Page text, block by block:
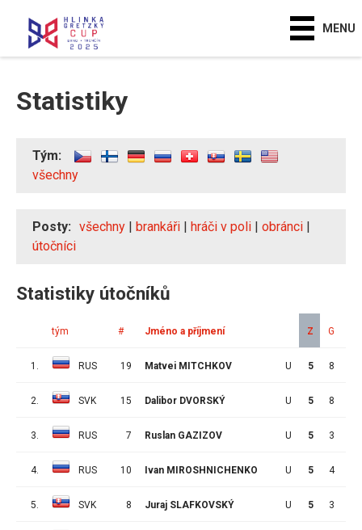
MENU
Statistiky
Tým:
všechny
Posty: všechny | brankáři | hráči v poli | obránci |
útočníci
Statistiky útočníků
tým # Jméno a příjmení Z G
1. RUS 19 Matvei MITCHKOV U 5 8
2. SVK 15 Dalibor DVORSKÝ U 5 8
3. RUS 7 Ruslan GAZIZOV U 5 3
4. RUS 10 Ivan MIROSHNICHENKO U 5 4
5. SVK 8 Juraj SLAFKOVSKÝ U 5 3